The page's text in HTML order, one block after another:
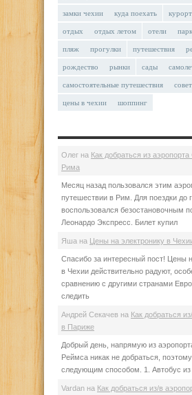
замки чехии куда поехать курорт
отдых отдых летом отели
пляж прогулки путешествия
рождество рынки сады
самостоятельные путешествия
цены в чехии шоппинг
Олег на Как добраться из
Рима
Месяц назад пользовался этим
путешествии в Рим. Для поездки до
воспользовался безостановочным
Леонардо Экспресс. Билет купил
Яша на Цены на электронику в
Спасибо за интересный пост! Цены
в Чехии действительно радуют,
сравнению с другими странами
следить
Андрей Секачев на Как добраться
в Париже
Добрый день, напрямую из
Реймса никак не добраться,
следующим способом. 1. Автобус из
Vardan на Как добраться из/в